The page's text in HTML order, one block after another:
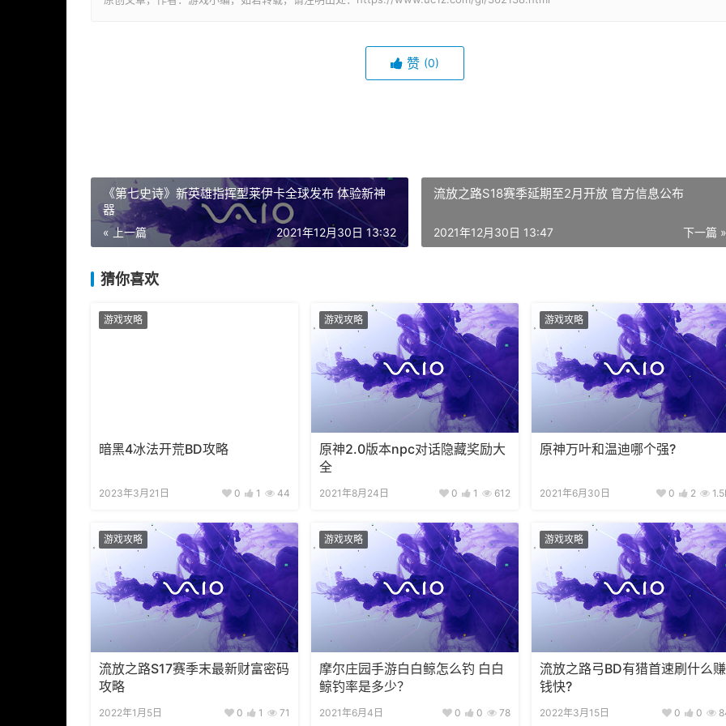
赞 (0)
《第七史诗》新英雄指挥型莱伊卡全球发布 体验新神
器
« 上一篇 2021年12月30日 13:32
流放之路S18赛季延期至2月开放 官方信息公布
下一篇 »
2021年12月30日 13:47
猜你喜欢
游戏攻略
暗黑4冰法开荒BD攻略
2023年3月21日 0 1 44
游戏攻略
原神2.0版本npc对话隐藏奖励大
全
2021年8月24日 0 1 612
游戏攻略
原神万叶和温迪哪个强?
2021年6月30日 0 2
游戏攻略
流放之路S17赛季末最新财富密码
攻略
2022年1月5日 0 1 71
游戏攻略
摩尔庄园手游白白鲸怎么钓 白白
鲸钓率是多少？
2021年6月4日 0 0 78
游戏攻略
流放之路弓BD有猎首速刷什么赚
钱快?
2022年3月15日 0 0